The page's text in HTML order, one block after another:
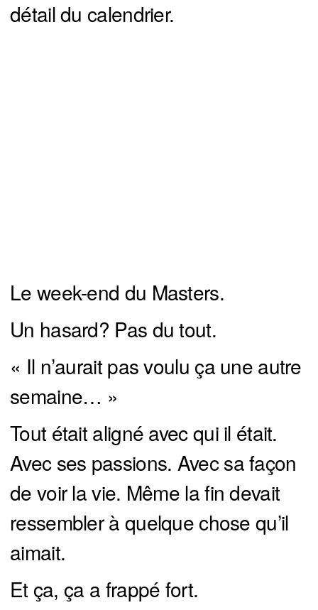
détail du calendrier.
Le week-end du Masters.
Un hasard? Pas du tout.
« Il n’aurait pas voulu ça une autre
semaine… »
Tout était aligné avec qui il était.
Avec ses passions. Avec sa façon
de voir la vie. Même la fin devait
ressembler à quelque chose qu’il
aimait.
Et ça, ça a frappé fort.